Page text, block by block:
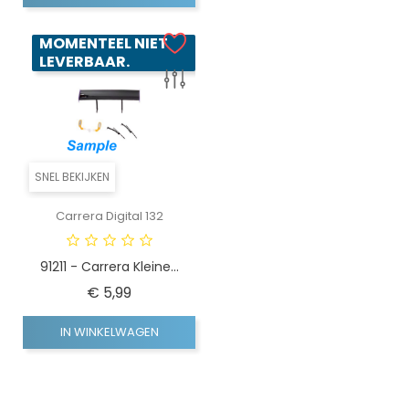
SNEL BEKIJKEN
MOMENTEEL NIET
LEVERBAAR.
Carrera Digital 132
91211 - Carrera Kleine...
€ 5,99Prijs
IN WINKELWAGEN